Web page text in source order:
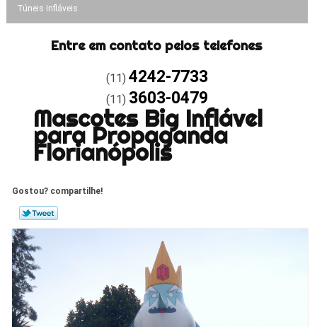
Túneis Infláveis
Entre em contato pelos telefones
(11) 4242-7733
(11) 3603-0479
Mascotes Big Inflável
para Propaganda
Florianópolis
Gostou? compartilhe!